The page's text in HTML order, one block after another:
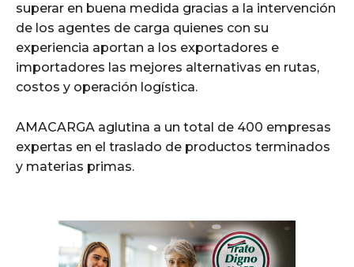
superar en buena medida gracias a la intervención
de los agentes de carga quienes con su
experiencia aportan a los exportadores e
importadores las mejores alternativas en rutas,
costos y operación logística.
AMACARGA aglutina a un total de 400 empresas
expertas en el traslado de productos terminados
y materias primas.